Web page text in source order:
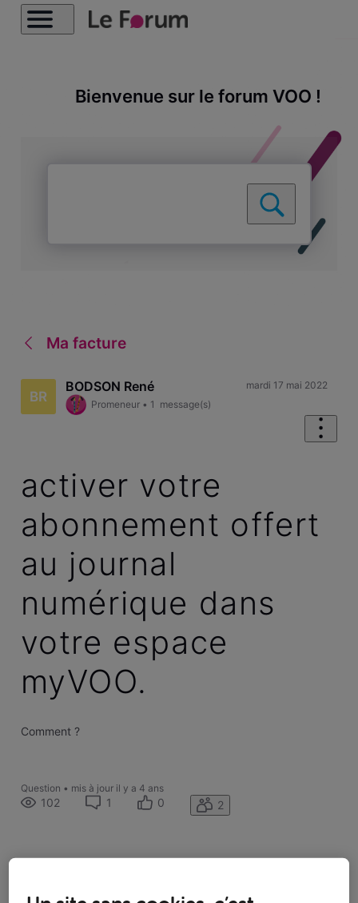
Bienvenue sur le forum VOO !
Ma facture
BR
BODSON René
Promeneur • 1 message(s)
mardi 17 mai 2022
activer votre
abonnement offert
au journal
numérique dans
votre espace
myVOO.
Comment ?
Question • mis à jour il y a 4 ans
102 1 0 2